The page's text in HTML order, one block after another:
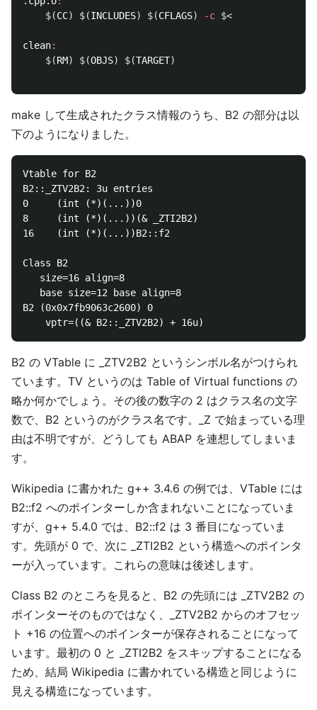
$(CC) $(INCLUDES) $(CFLAGS) -c $<
clean:
$(RM) $(OBJS) $(TARGET)
make して生成されたクラス情報のうち、B2 の部分は以
下のようになりました。
Vtable for B2
B2::_ZTV2B2: 3u entries
0     (int (*)(...))0
8     (int (*)(...))(& _ZTI2B2)
16    (int (*)(...))B2::f2
Class B2
   size=16 align=8
   base size=12 base align=8
B2 (0x0x7fb9063c2600) 0
B2 の VTable に _ZTV2B2 というシンボル名がつけられ
ています。TV というのは Table of Virtual functions の
略か何かでしょう。その後の数字の 2 はクラス名の文字
数で、B2 というのがクラス名です。_Z で始まっている理
由は不明ですが、どうしても ABAP を連想してしまいま
す。
Wikipedia に書かれた g++ 3.4.6 の例では、VTable には
B2::f2 へのポインターしか含まれないことになっていま
すが、g++ 5.4.0 では、B2::f2 は 3 番目になっていま
す。先頭が 0 で、次に _ZTI2B2 という構造へのポインタ
ーが入っています。これらの意味は後述します。
Class B2 のところを見ると、B2 の先頭には _ZTV2B2 の
ポインターそのものではなく、_ZTV2B2 からのオフセッ
ト +16 の位置へのポインターが保存されることになって
います。最初の 0 と _ZTI2B2 をスキップすることになる
ため、結局 Wikipedia に書かれている構造と同じように
見える構造になっています。